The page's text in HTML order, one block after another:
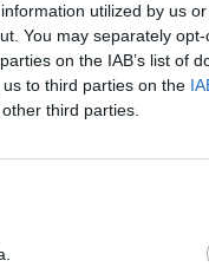
utilized by us
You may separately
on the IAB’s list of
to third parties on the
third parties.
lygį tik
Suga